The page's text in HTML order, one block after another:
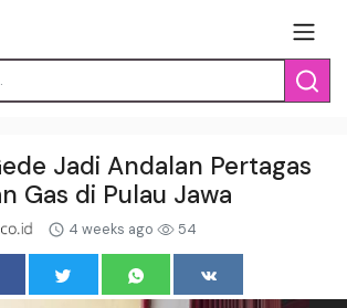
Jadi Andalan Pertagas
Gas di Pulau Jawa
4 weeks ago 54